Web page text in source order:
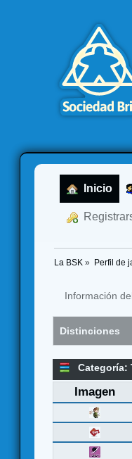
Inicio
La BSK » Perfil de
Información
Distinciones
Categoría:
Imagen